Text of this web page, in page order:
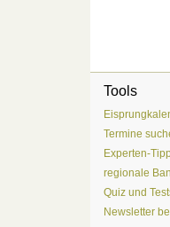
Tools
Termine
Experten-
regionale
Quiz und
Newsletter